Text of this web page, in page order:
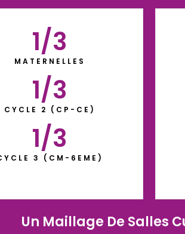
MATERNELLES
1/3
CYCLE 2 (CP-CE)
1/3
3 (CM-6EME)
1/3
Un Maillage De Salles